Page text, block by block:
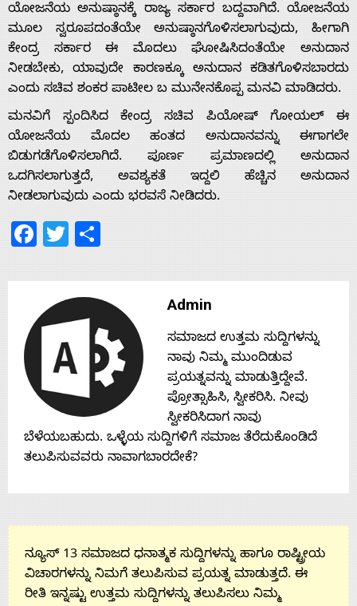
About
Us
Advertise
With
s
Contact
Us
ಯೋಜನೆಯ ಅನುಷ್ಠಾನಕ್ಕೆ ರಾಜ್ಯ ಸರ್ಕಾರ ಬದ್ದವಾಗಿದೆ. ಯೋಜನೆಯ
ಮೂಲ ಸ್ವರೂಪದಂತೆಯೇ ಅನುಷ್ಠಾನಗೊಳಿಸಲಾಗುವುದು, ಹೀಗಾಗಿ
ಕೇಂದ್ರ ಸರ್ಕಾರ ಈ ಮೊದಲು ಘೋಷಿಸಿದಂತೆಯೇ ಅನುದಾನ
ನೀಡಬೇಕು, ಯಾವುದೇ ಕಾರಣಕ್ಕೂ ಅನುದಾನ ಕಡಿತಗೊಳಿಸಬಾರದು
ಎಂದು ಸಚಿವ ಶಂಕರ ಪಾಟೀಲ ಬ ಮುನೇನಕೊಪ್ಪ ಮನವಿ ಮಾಡಿದರು.
ಮನವಿಗೆ ಸ್ಪಂದಿಸಿದ ಕೇಂದ್ರ ಸಚಿವ ಪಿಯೋಷ್ ಗೋಯಲ್ ಈ
ಯೋಜನೆಯ ಮೊದಲ ಹಂತದ ಅನುದಾನವನ್ನು ಈಗಾಗಲೇ
ಬಿಡುಗಡೆಗೊಳಿಸಲಾಗಿದೆ. ಪೂರ್ಣ ಪ್ರಮಾಣದಲ್ಲಿ ಅನುದಾನ
ಒದಗಿಸಲಾಗುತ್ತದೆ, ಅವಶ್ಯಕತೆ ಇದ್ದಲಿ ಹೆಚ್ಚಿನ ಅನುದಾನ
ನೀಡಲಾಗುವುದು ಎಂದು ಭರವಸೆ ನೀಡಿದರು.
Facebook
Twitter
Admin
ಸಮಾಜದ ಉತ್ತಮ ಸುದ್ದಿಗಳನ್ನು
ನಾವು ನಿಮ್ಮ ಮುಂದಿಡುವ
ಪ್ರಯತ್ನವನ್ನು ಮಾಡುತ್ತಿದ್ದೇವೆ.
ಪ್ರೋತ್ಸಾಹಿಸಿ, ಸ್ವೀಕರಿಸಿ. ನೀವು
ಸ್ವೀಕರಿಸಿದಾಗ ನಾವು
ಬೆಳೆಯಬಹುದು. ಒಳ್ಳೆಯ ಸುದ್ದಿಗಳಿಗೆ ಸಮಾಜ ತೆರೆದುಕೊಂಡಿದೆ
ತಲುಪಿಸುವವರು ನಾವಾಗಬಾರದೇಕೆ?
ನ್ಯೂಸ್ 13 ಸಮಾಜದ ಧನಾತ್ಮಕ ಸುದ್ದಿಗಳನ್ನು ಹಾಗೂ ರಾಷ್ಟ್ರೀಯ
ವಿಚಾರಗಳನ್ನು ನಿಮಗೆ ತಲುಪಿಸುವ ಪ್ರಯತ್ನ ಮಾಡುತ್ತದೆ. ಈ
ರೀತಿ ಇನ್ನಷ್ಟು ಉತ್ತಮ ಸುದ್ದಿಗಳನ್ನು ತಲುಪಿಸಲು ನಿಮ್ಮ